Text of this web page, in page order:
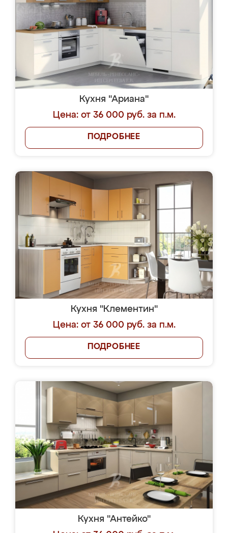
Кухня "Ариана"
Цена: от 36 000 руб. за п.м.
ПОДРОБНЕЕ
Кухня "Клементин"
Цена: от 36 000 руб. за п.м.
ПОДРОБНЕЕ
Кухня "Антейко"